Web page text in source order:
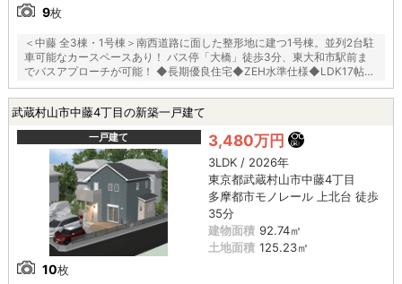
9枚
＜中藤 全3棟・1号棟＞南西道路に面した整形地に建つ1号棟。並列2台駐
車可能なカースペースあり！ バス停「大橋」徒歩3分、東大和市駅前ま
でバスアプローチが可能！ ◆長期優良住宅◆ZEH水準仕様◆LDK17帖◆
パントリー◆テラス＋玄関◆
武蔵村山市中藤4丁目の新築一戸建て
一戸建て
10枚
3,480万円
3LDK / 2026年
東京都武蔵村山市中藤4丁目
多摩都市モノレール 上北台 徒歩
35分
建物面積 92.74㎡
土地面積 125.23㎡